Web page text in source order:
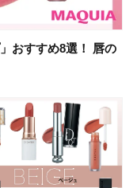
おすすめ8選！ 唇の
】大人になって開眼
おすすめ8選！ 唇の
キングTOP5！＜美
ランキングTOP5！
選！ 若く見える・手
スキンケア・ヘアケ
の「クリアヴェール